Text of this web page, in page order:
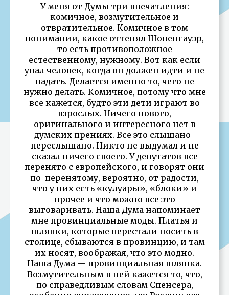
У меня от Думы три впечатления:
комичное, возмутительное и
отвратительное. Комичное в том
понимании, какое оттенял Шопенгауэр,
то есть противоположное
естественному, нужному. Вот как если
упал человек, когда он должен идти и не
падать. Делается именно то, чего не
нужно делать. Комичное, потому что мне
все кажется, будто эти дети играют во
взрослых. Ничего нового,
оригинального и интересного нет в
думских прениях. Все это слышано-
переслышано. Никто не выдумал и не
сказал ничего своего. У депутатов все
перенято с европейского, и говорят они
по-перенятому, вероятно, от радости,
что у них есть «кулуары», «блоки» и
прочее и что можно все это
выговаривать. Наша Дума напоминает
мне провинциальные моды. Платья и
шляпки, которые перестали носить в
столице, сбываются в провинцию, и там
их носят, воображая, что это модно.
Наша Дума — провинциальная шляпка.
Возмутительным в ней кажется то, что,
по справедливым словам Спенсера,